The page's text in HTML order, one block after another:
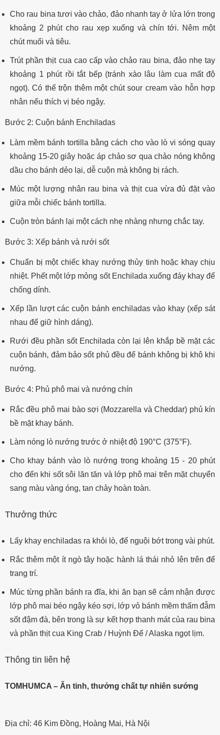
Cho rau bina tươi vào chảo, đảo nhanh tay ở lửa lớn trong
khoảng 2 phút cho rau xẹp xuống và chín tới. Nêm một
chút muối và tiêu.
Trút phần thịt cua cao cấp vào chảo rau bina, đảo nhẹ tay
khoảng 1 phút rồi tắt bếp (tránh xào lâu làm cua mất độ
ngọt). Có thể trộn thêm một chút sour cream vào hỗn hợp
nhân nếu thích vị béo ngậy.
Bước 2: Cuộn bánh Enchiladas
Làm mềm bánh tortilla bằng cách cho vào lò vi sóng quay
khoảng 15-20 giây hoặc áp chảo sơ qua chảo nóng không
dầu cho bánh dẻo lại, dễ cuộn mà không bị rách.
Múc một lượng nhân rau bina và thịt cua vừa đủ đặt vào
giữa mỗi chiếc bánh tortilla.
Cuộn tròn bánh lại một cách nhẹ nhàng nhưng chắc tay.
Bước 3: Xếp bánh và rưới sốt
Chuẩn bị một chiếc khay nướng thủy tinh hoặc khay chịu
nhiệt. Phết một lớp mỏng sốt Enchilada xuống đáy khay để
chống dính.
Xếp lần lượt các cuộn bánh enchiladas vào khay (xếp sát
nhau để giữ hình dáng).
Rưới đều phần sốt Enchilada còn lại lên khắp bề mặt các
cuộn bánh, đảm bảo sốt phủ đều để bánh không bị khô khi
nướng.
Bước 4: Phủ phô mai và nướng chín
Rắc đều phô mai bào sợi (Mozzarella và Cheddar) phủ kín
bề mặt khay bánh.
Làm nóng lò nướng trước ở nhiệt độ 190°C (375°F).
Cho khay bánh vào lò nướng trong khoảng 15 - 20 phút
cho đến khi sốt sôi lăn tăn và lớp phô mai trên mặt chuyển
sang màu vàng óng, tan chảy hoàn toàn.
Thưởng thức
Lấy khay enchiladas ra khỏi lò, để nguội bớt trong vài phút.
Rắc thêm một ít ngò tây hoặc hành lá thái nhỏ lên trên để
trang trí.
Múc từng phần bánh ra đĩa, khi ăn bạn sẽ cảm nhận được
lớp phô mai béo ngậy kéo sợi, lớp vỏ bánh mềm thấm đẫm
sốt đậm đà, bên trong là sự kết hợp thanh mát của rau bina
và phần thịt cua King Crab / Huỳnh Đế / Alaska ngọt lịm.
Thông tin liên hệ
TOMHUMCA – Ăn tinh, thưởng chất tự nhiên sướng
Địa chỉ: 46 Kim Đồng, Hoàng Mai, Hà Nội